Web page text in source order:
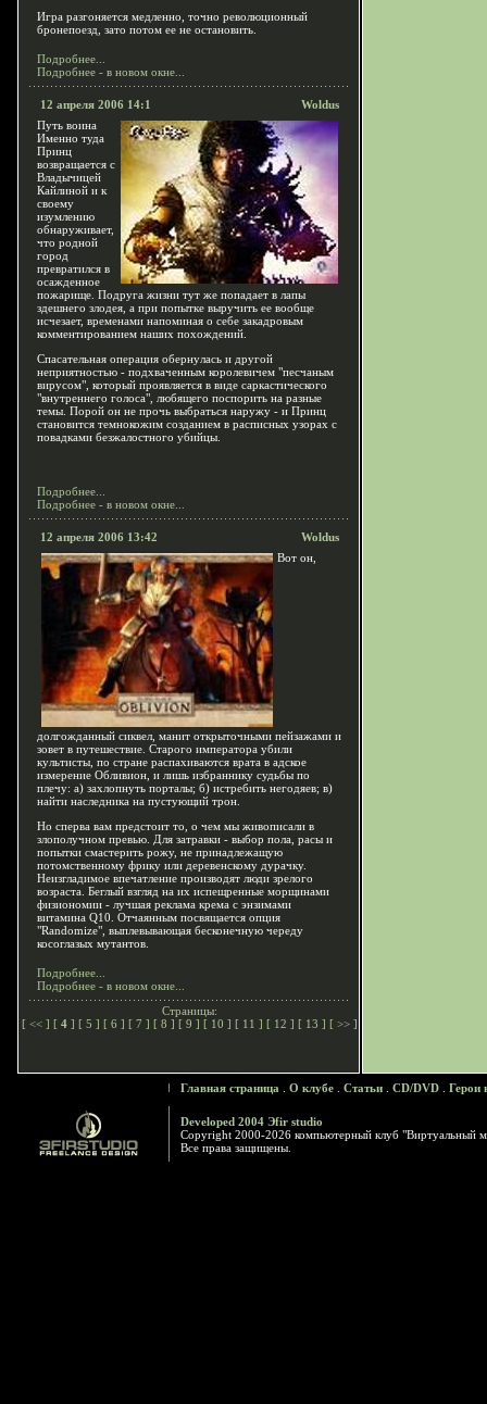
Игра разгоняется медленно, точно революционный
бронепоезд, зато потом ее не остановить.
Подробнее...
Подробнее - в новом окне...
12 апреля 2006 14:1
Woldus
Путь воина
Именно туда
Принц
возвращается с
Владычицей
Кайлиной и к
своему
изумлению
обнаруживает,
что родной
город
превратился в
осажденное
пожарище. Подруга жизни тут же попадает в лапы
здешнего злодея, а при попытке выручить ее вообще
исчезает, временами напоминая о себе закадровым
комментированием наших похождений.
Спасательная операция обернулась и другой
неприятностью - подхваченным королевичем "песчаным
вирусом", который проявляется в виде саркастического
"внутреннего голоса", любящего поспорить на разные
темы. Порой он не прочь выбраться наружу - и Принц
становится темнокожим созданием в расписных узорах с
повадками безжалостного убийцы.
Подробнее...
Подробнее - в новом окне...
12 апреля 2006 13:42
Woldus
Вот он,
долгожданный сиквел, манит открыточными пейзажами и
зовет в путешествие. Старого императора убили
культисты, по стране распахиваются врата в адское
измерение Обливион, и лишь избраннику судьбы по
плечу: а) захлопнуть порталы; б) истребить негодяев; в)
найти наследника на пустующий трон.
Но сперва вам предстоит то, о чем мы живописали в
злополучном превью. Для затравки - выбор пола, расы и
попытки смастерить рожу, не принадлежащую
потомственному фрику или деревенскому дурачку.
Неизгладимое впечатление производят люди зрелого
возраста. Беглый взгляд на их испещренные морщинами
физиономии - лучшая реклама крема с энзимами
витамина Q10. Отчаянным посвящается опция
"Randomize", выплевывающая бесконечную череду
косоглазых мутантов.
Подробнее...
Подробнее - в новом окне...
Страницы:
[ << ] [ 4 ] [ 5 ] [ 6 ] [ 7 ] [ 8 ] [ 9 ] [ 10 ] [ 11 ] [ 12 ] [ 13 ] [ >> ]
Главная страница О клубе Статьи CD/DVD Герои
Developed 2004 Эfir studio
Copyright 2000-2026 компьютерный клуб "Виртуальный
Все права защищены.